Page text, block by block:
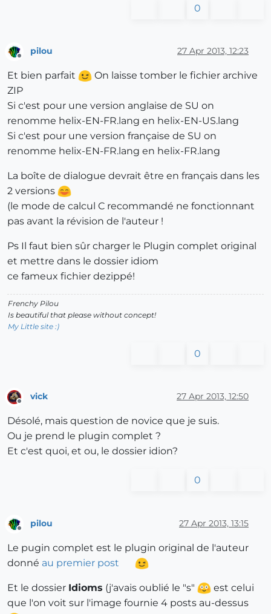
0
pilou 27 Apr 2013, 12:23
Et bien parfait
On laisse tomber le fichier archive
ZIP
Si c'est pour une version anglaise de SU on
renomme helix-EN-FR.lang en helix-EN-US.lang
Si c'est pour une version française de SU on
renomme helix-EN-FR.lang en helix-FR.lang
La boîte de dialogue devrait être en français dans les
2 versions
(le mode de calcul C recommandé ne fonctionnant
pas avant la révision de l'auteur !
Ps Il faut bien sûr charger le Plugin complet original
et mettre dans le dossier idiom
ce fameux fichier dezippé!
Frenchy Pilou
Is beautiful that please without concept!
My Little site :)
0
vick 27 Apr 2013, 12:50
Désolé, mais question de novice que je suis.
Ou je prend le plugin complet ?
Et c'est quoi, et ou, le dossier idion?
0
Offline
pilou 27 Apr 2013, 13:15
Le pugin complet est le plugin original de l'auteur
donné au premier post
Et le dossier Idioms (j'avais oublié le "s"
est celui
que l'on voit sur l'image fournie 4 posts au-dessus